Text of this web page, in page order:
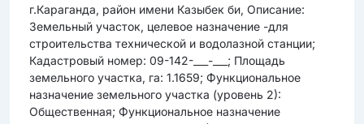
г.Караганда, район имени Казыбек би, Описание:
Земельный участок, целевое назначение -для
строительства технической и водолазной станции;
Кадастровый номер: 09-142-___-___; Площадь
земельного участка, га: 1.1659; Функциональное
назначение земельного участка (уровень 2):
Общественная; Функциональное назначение